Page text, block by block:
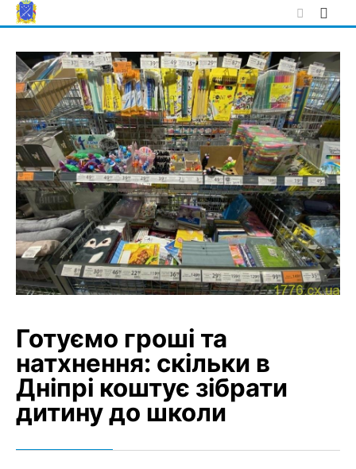
Skip
to
Готуємо гроші та
натхнення: скільки в
Дніпрі коштує зібрати
дитину до школи